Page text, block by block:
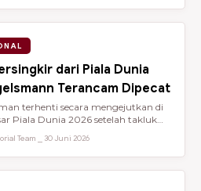
dari Piala Dunia
Terancam Dipecat
terhenti secara mengejutkan di
Piala Dunia 2026 setelah takluk
Team ⎯ 30 Juni 2026